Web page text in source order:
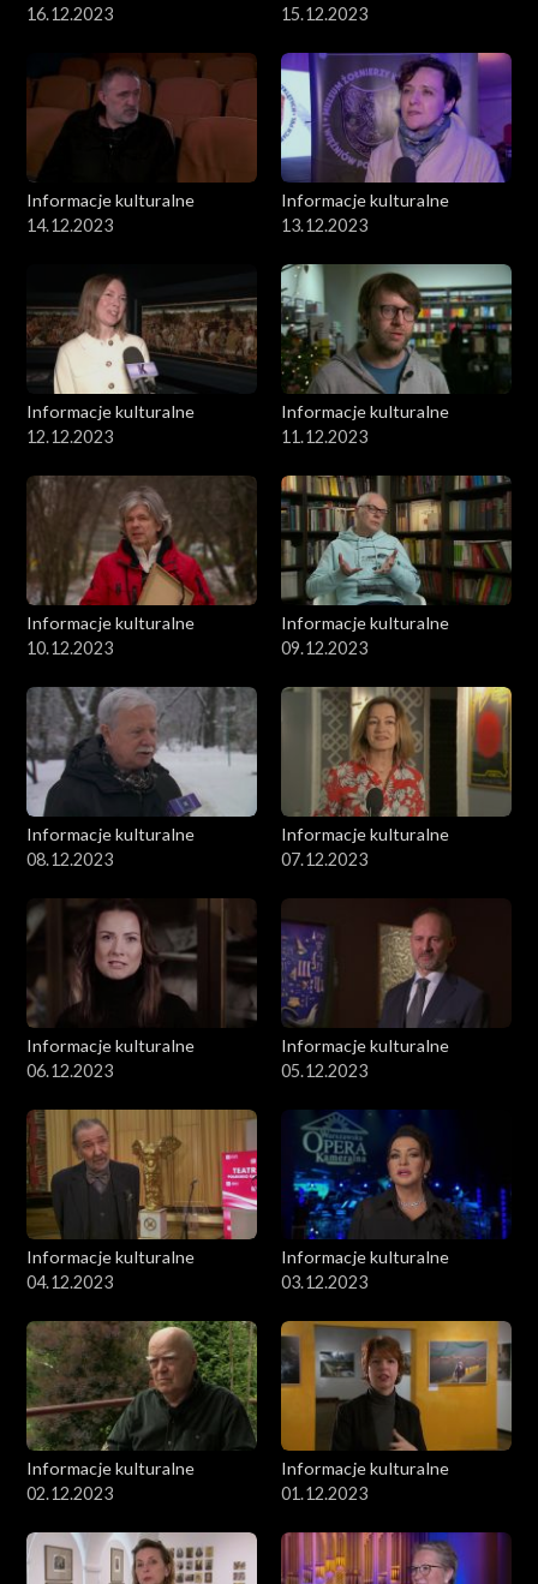
16.12.2023
15.12.2023
Informacje kulturalne
14.12.2023
Informacje kulturalne
13.12.2023
Informacje kulturalne
12.12.2023
Informacje kulturalne
11.12.2023
Informacje kulturalne
10.12.2023
Informacje kulturalne
09.12.2023
Informacje kulturalne
08.12.2023
Informacje kulturalne
07.12.2023
Informacje kulturalne
06.12.2023
Informacje kulturalne
05.12.2023
Informacje kulturalne
04.12.2023
Informacje kulturalne
03.12.2023
Informacje kulturalne
02.12.2023
Informacje kulturalne
01.12.2023